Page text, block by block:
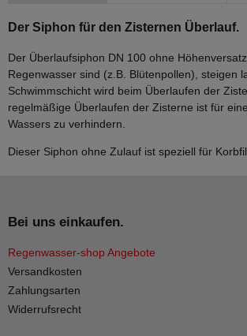
Der Siphon für den Zisternen Überlauf.
Der Überlaufsiphon DN 100 ohne
Regenwasser sind (z.B. Blütenpollen), steigen
Schwimmschicht wird beim Überlaufen der
regelmäßige Überlaufen der Zisterne ist für
Wassers zu verhindern.
Dieser Siphon ohne Zulauf ist speziell für
Bei uns einkaufen.
Regenwasser-shop Angebote
Versandkosten
Zahlungsarten
Widerrufsrecht